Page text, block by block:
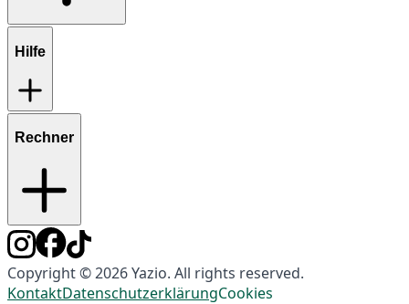
Hilfe
Rechner
Copyright © 2026 Yazio. All rights reserved.
KontaktDatenschutzerklärungCookies